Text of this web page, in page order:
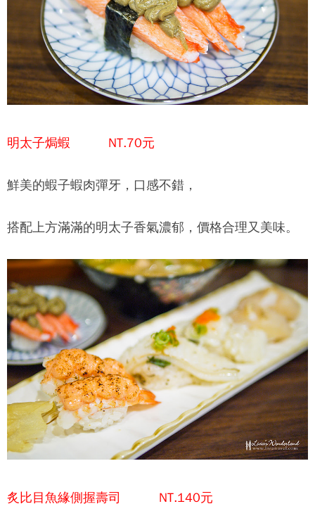
明太子焗蝦 NT.70元
鮮美的蝦子蝦肉彈牙，口感不錯，
搭配上方滿滿的明太子香氣濃郁，價格合理又美味。
炙比目魚緣側握壽司 NT.140元